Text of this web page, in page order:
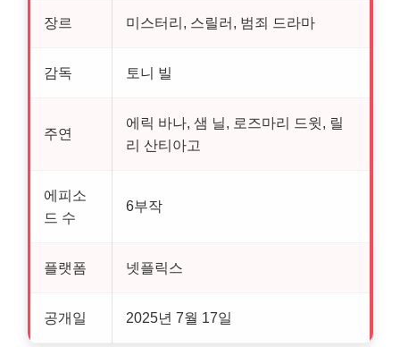
장르 미스터리, 스릴러, 범죄 드라마
감독 토니 빌
주연
에릭 바나, 샘 닐, 로즈마리 드윗, 릴
리 산티아고
에피소
드 수
6부작
플랫폼 넷플릭스
공개일 2025년 7월 17일